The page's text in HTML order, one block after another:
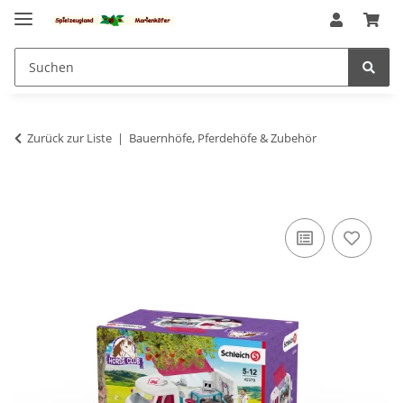
Zurück zur Liste Bauernhöfe, Pferdehöfe & Zubehör